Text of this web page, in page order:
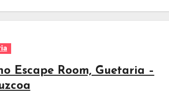
Escape Room, Guetaria –